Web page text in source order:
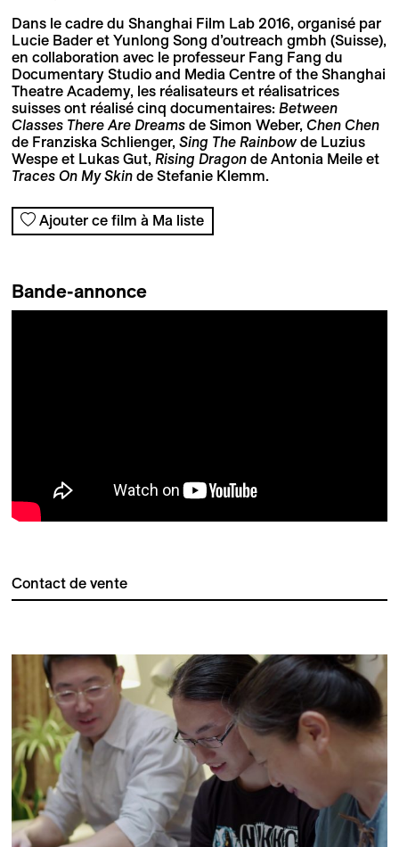
Dans le cadre du Shanghai Film Lab 2016, organisé par
Lucie Bader et Yunlong Song d’outreach gmbh (Suisse),
en collaboration avec le professeur Fang Fang du
Documentary Studio and Media Centre of the Shanghai
Theatre Academy, les réalisateurs et réalisatrices
suisses ont réalisé cinq documentaires: Between
Classes There Are Dreamsde Simon Weber, Chen Chen
de Franziska Schlienger, Sing The Rainbowde Luzius
Wespe et Lukas Gut, Rising Dragonde Antonia Meile et
Traces On My Skinde Stefanie Klemm.
Ajouter ce film à Ma liste
Bande-annonce
Contact de vente